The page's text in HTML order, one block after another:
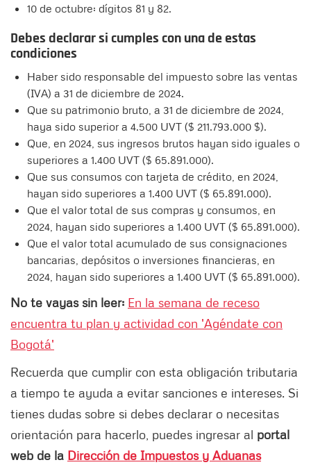
10 de octubre: dígitos 81 y 82.
Debes declarar si cumples con una de estas
condiciones
Haber sido responsable del impuesto sobre las ventas
(IVA) a 31 de diciembre de 2024.
Que su patrimonio bruto, a 31 de diciembre de 2024,
haya sido superior a 4.500 UVT ($ 211.793.000 $).
Que, en 2024, sus ingresos brutos hayan sido iguales o
superiores a 1.400 UVT ($ 65.891.000).
Que sus consumos con tarjeta de crédito, en 2024,
hayan sido superiores a 1.400 UVT ($ 65.891.000).
Que el valor total de sus compras y consumos, en
2024, hayan sido superiores a 1.400 UVT ($ 65.891.000).
Que el valor total acumulado de sus consignaciones
bancarias, depósitos o inversiones financieras, en
2024, hayan sido superiores a 1.400 UVT ($ 65.891.000).
No te vayas sin leer: En la semana de receso
encuentra tu plan y actividad con 'Agéndate con
Bogotá'
Recuerda que cumplir con esta obligación tributaria
a tiempo te ayuda a evitar sanciones e intereses. Si
tienes dudas sobre si debes declarar o necesitas
orientación para hacerlo, puedes ingresar al portal
web de la Dirección de Impuestos y Aduanas